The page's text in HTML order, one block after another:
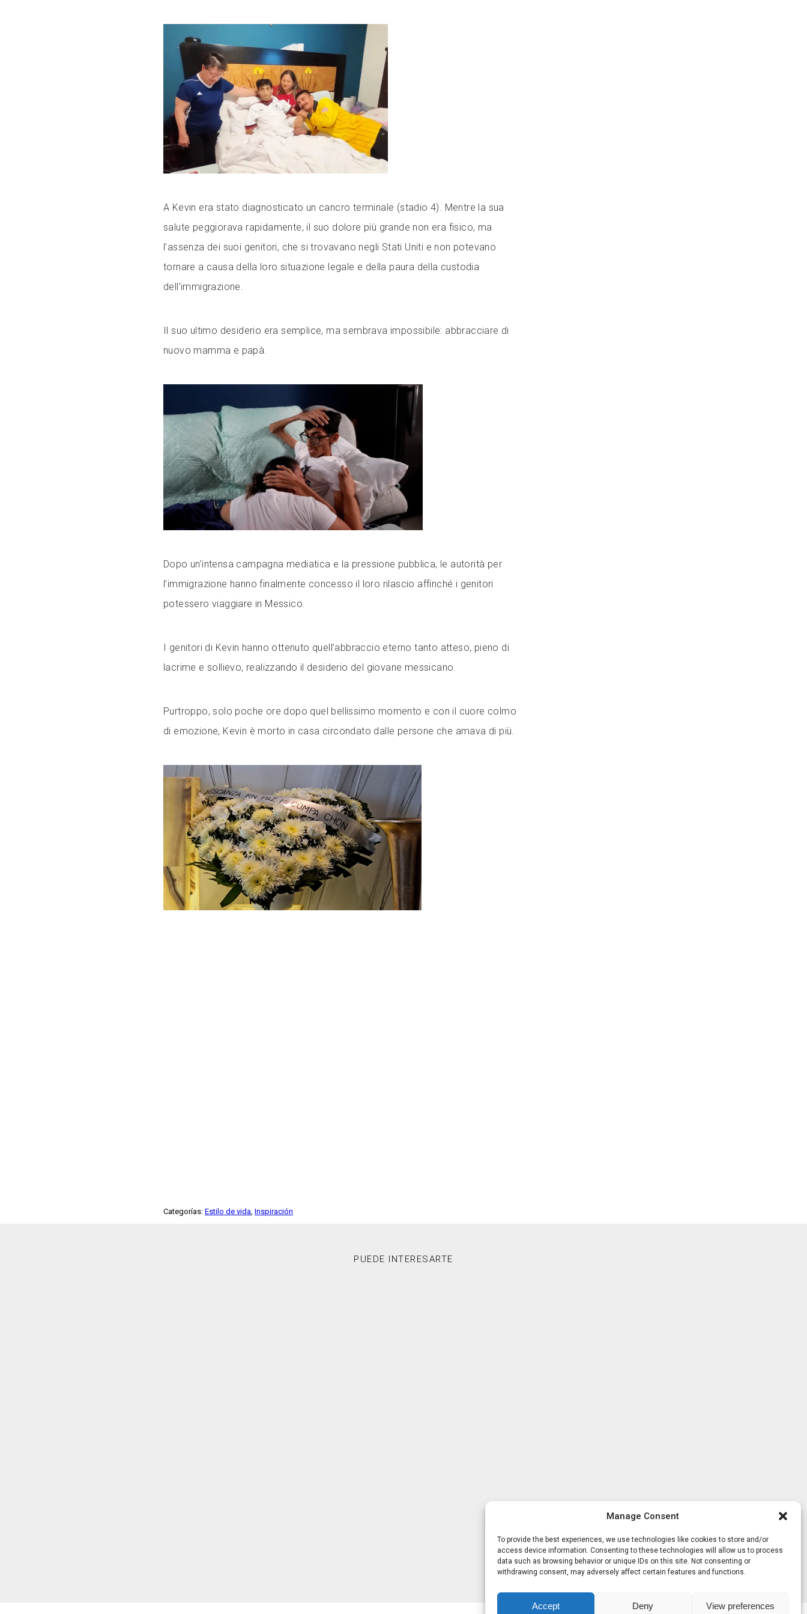
Manage Consent
To provide the best experiences, we use technologies like cookies to store and/or
access device information. Consenting to these technologies will allow us to process
data such as browsing behavior or unique IDs on this site. Not consenting or
withdrawing consent, may adversely affect certain features and functions.
Accept Deny View preferences
A Kevin era stato diagnosticato un cancro terminale (stadio 4). Mentre la sua
salute peggiorava rapidamente, il suo dolore più grande non era fisico, ma
l’assenza dei suoi genitori, che si trovavano negli Stati Uniti e non potevano
tornare a causa della loro situazione legale e della paura della custodia
dell’immigrazione.
Il suo ultimo desiderio era semplice, ma sembrava impossibile: abbracciare di
nuovo mamma e papà.
Dopo un’intensa campagna mediatica e la pressione pubblica, le autorità per
l’immigrazione hanno finalmente concesso il loro rilascio affinché i genitori
potessero viaggiare in Messico.
I genitori di Kevin hanno ottenuto quell’abbraccio eterno tanto atteso, pieno di
lacrime e sollievo, realizzando il desiderio del giovane messicano.
Purtroppo, solo poche ore dopo quel bellissimo momento e con il cuore colmo
di emozione, Kevin è morto in casa circondato dalle persone che amava di più.
Categorías: Estilo de vida Inspiración
PUEDE INTERESARTE